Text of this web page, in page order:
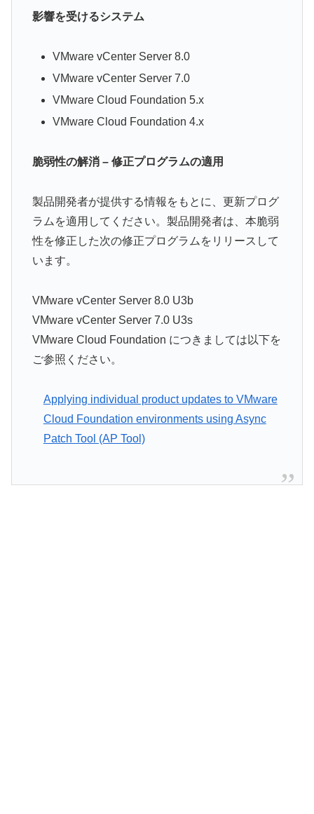
影響を受けるシステム
VMware vCenter Server 8.0
VMware vCenter Server 7.0
VMware Cloud Foundation 5.x
VMware Cloud Foundation 4.x
脆弱性の解消 – 修正プログラムの適用
製品開発者が提供する情報をもとに、更新プログ
ラムを適用してください。製品開発者は、本脆弱
性を修正した次の修正プログラムをリリースして
います。
VMware vCenter Server 8.0 U3b
VMware vCenter Server 7.0 U3s
VMware Cloud Foundation につきましては以下を
ご参照ください。
Applying individual product updates to VMware
Cloud Foundation environments using Async
Patch Tool (AP Tool)